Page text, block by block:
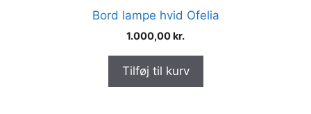
Bord lampe hvid Ofelia
1.000,00kr.
Tilføj til kurv